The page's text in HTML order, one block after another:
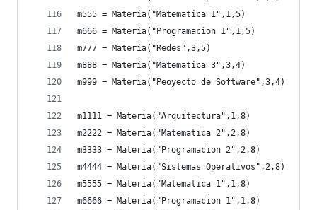
m555 = Materia("Matematica 1",1,5)
m666 = Materia("Programacion 1",1,5)
m777 = Materia("Redes",3,5)
m888 = Materia("Matematica 3",3,4)
m999 = Materia("Peoyecto de Software",3,4)
m1111 = Materia("Arquitectura",1,8)
m2222 = Materia("Matematica 2",2,8)
m3333 = Materia("Programacion 2",2,8)
m4444 = Materia("Sistemas Operativos",2,8)
m5555 = Materia("Matematica 1",1,8)
m6666 = Materia("Programacion 1",1,8)